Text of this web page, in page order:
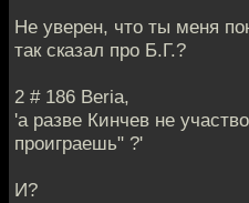
Не уверен, что ты меня
так сказал про Б.Г.?
2 # 186 Beria,
'а разве Кинчев не
проиграешь" ?'
И?